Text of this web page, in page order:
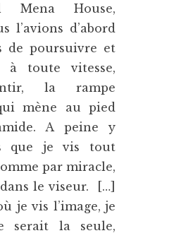
Mena House,
l’avions d’abord
de poursuivre et
à toute vitesse,
la rampe
mène au pied
A peine y
que je vis tout
par miracle,
le viseur. […]
je vis l’image, je
serait la seule,